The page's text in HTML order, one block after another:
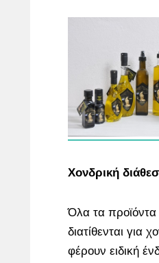
Χονδρική
Όλα τα
διατίθενται για
φέρουν ειδική